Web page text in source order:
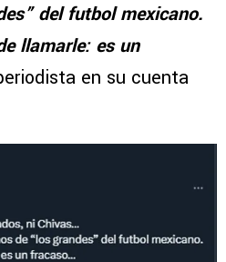
del futbol mexicano.
llamarle: es un
en su cuenta